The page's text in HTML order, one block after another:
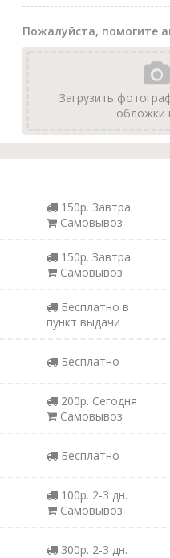
Пожалуйста, помогите
Загрузить
обложки
150р. Завтра
Самовывоз
150р. Завтра
Самовывоз
Бесплатно в
пункт выдачи
Бесплатно
200р. Сегодня
Самовывоз
Бесплатно
100р. 2-3 дн.
Самовывоз
300р. 2-3 дн.